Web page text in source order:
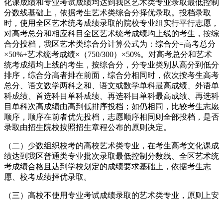
化课成绩和专业考试成绩均达到我区艺术类专业录取最低控制
分数线基础上，依据考生艺术类综合分择优录取。投档录取
时，使用全区艺术统考成绩录取的院校专业组实行平行志愿，
对高考总分和相应科目全区艺术统考成绩均上线的考生，按综
合分投档，我区艺术类综合分计算公式为：综合分=高考总分
×50%+艺术统考成绩×（750/300）×50%。对高考总分和艺术
统考成绩均上线的考生，按综合分，分专业类别从高分到低分
排序，综合分高者排在前面，综合分相同时，依次按考生高考
总分、语文数学两科之和、语文或数学单科最高成绩、外语单
科成绩、首选科目单科成绩、再选科目单科最高成绩、再选科
目单科次高成绩由高到低排序投档；如仍相同，比较考生志愿
顺序，顺序在前者优先投档，志愿顺序相同则全部投档，是否
录取由招生院校按照招生章程公布的原则决定。
（二）少数组织校考的高校艺术类专业，在考生高考文化课成
绩达到我区普通类专业批次录取最低控制分数线、全区艺术统
考成绩合格且达到学校划定的成绩要求基础上，依据考生志
愿、校考成绩择优录取。
（三）高校不使用专业考试成绩录取的艺术类专业，原则上安